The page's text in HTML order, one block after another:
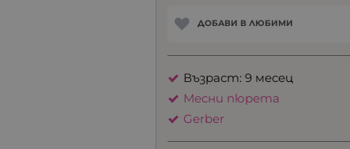
ДОБАВИ В ЛЮБИМИ
Възраст: 9 месец
Месни пюрета
Gerber